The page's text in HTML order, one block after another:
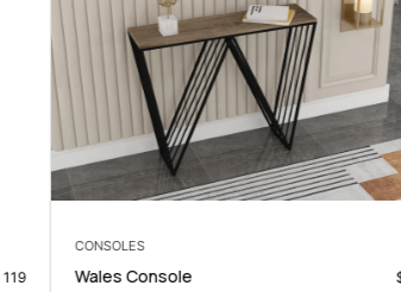
CONSOLES
Wales Console
119